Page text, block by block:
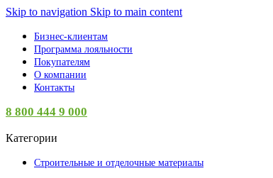
Skip to navigation Skip to main content
Бизнес-клиентам
Программа лояльности
Покупателям
О компании
Контакты
8 800 444 9 000
Категории
Строительные и отделочные материалы